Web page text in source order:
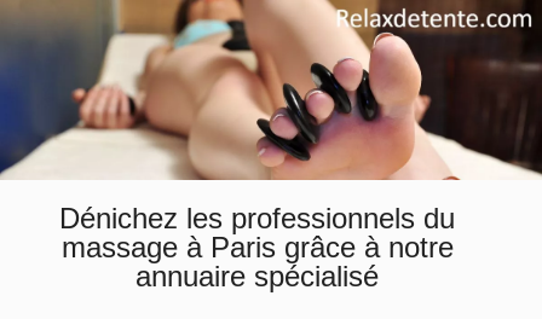
Dénichez les professionnels du
massage à Paris grâce à notre
annuaire spécialisé